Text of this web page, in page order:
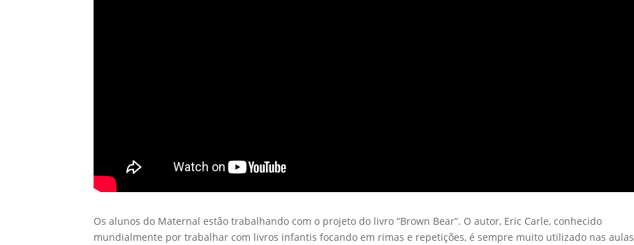
Os alunos do Maternal estão trabalhando com o projeto do livro “Brown Bear”. O autor, Eric Carle, conhecido
mundialmente por trabalhar com livros infantis focando em rimas e repetições, é sempre muito utilizado nas aulas